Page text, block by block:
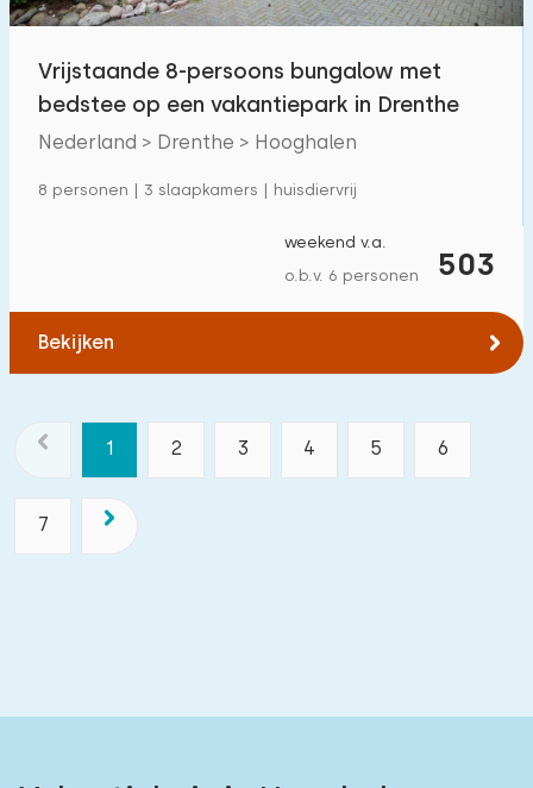
Vrijstaande 8-persoons bungalow met
bedstee op een vakantiepark in Drenthe
Nederland > Drenthe > Hooghalen
8 personen | 3 slaapkamers | huisdiervrij
503
weekend v.a.
o.b.v. 6 personen
Bekijken
1 2 3 4 5 6
7